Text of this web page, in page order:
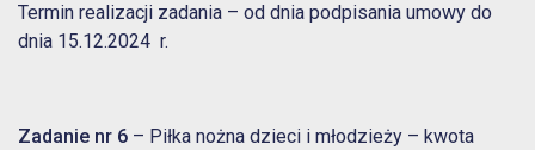
Termin realizacji zadania – od dnia podpisania umowy do
dnia 15.12.2024 r.
Zadanie nr 6 – Piłka nożna dzieci i młodzieży – kwota